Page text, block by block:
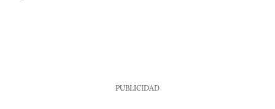
PUBLICIDAD